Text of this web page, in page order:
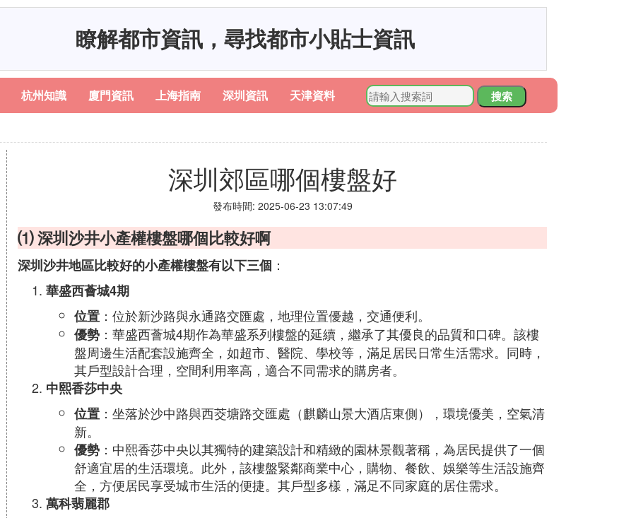
瞭解都市資訊，尋找都市小貼士資訊
杭州知識 廈門資訊 上海指南 深圳資訊 天津資料
搜索
深圳郊區哪個樓盤好
發布時間: 2025-06-23 13:07:49
⑴ 深圳沙井小產權樓盤哪個比較好啊
深圳沙井地區比較好的小產權樓盤有以下三個 ：
華盛西薈城4期
位置 ：位於新沙路與永通路交匯處，地理位置優越，交通便利。
優勢 ：華盛西薈城4期作為華盛系列樓盤的延續，繼承了其優良的品質和口碑。該樓
盤周邊生活配套設施齊全，如超市、醫院、學校等，滿足居民日常生活需求。同時，
其戶型設計合理，空間利用率高，適合不同需求的購房者。
中熙香莎中央
位置 ：坐落於沙中路與西茭塘路交匯處（麒麟山景大酒店東側），環境優美，空氣清
新。
優勢 ：中熙香莎中央以其獨特的建築設計和精緻的園林景觀著稱，為居民提供了一個
舒適宜居的生活環境。此外，該樓盤緊鄰商業中心，購物、餐飲、娛樂等生活設施齊
全，方便居民享受城市生活的便捷。其戶型多樣，滿足不同家庭的居住需求。
萬科翡麗郡